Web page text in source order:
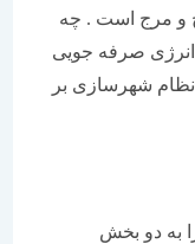
است . چه
صرفه جویی
شهرسازی بر
بخش